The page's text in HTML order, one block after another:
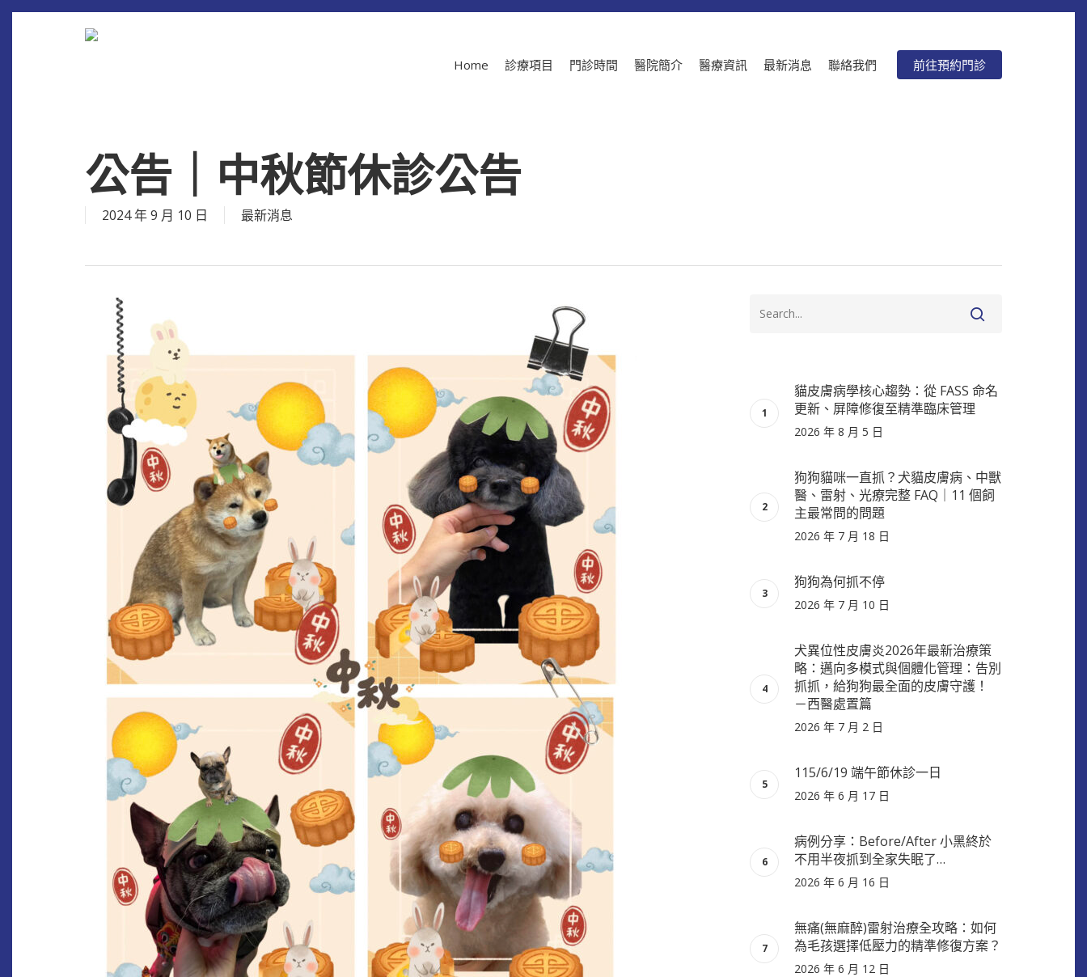
Skip
Home 診療項目 門診時間 醫院簡介 醫療資訊 最新消息 聯絡我們 前往預約門診
公告｜中秋節休診公告
2024 年 9 月 10 日 最新消息
貓皮膚病學核心趨勢：從 FASS 命名
更新、屏障修復至精準臨床管理
2026 年 8 月 5 日
狗狗貓咪一直抓？犬貓皮膚病、中獸
醫、雷射、光療完整 FAQ｜11 個飼
主最常問的問題
2026 年 7 月 18 日
狗狗為何抓不停
2026 年 7 月 10 日
犬異位性皮膚炎2026年最新治療策
略：邁向多模式與個體化管理：告別
抓抓，給狗狗最全面的皮膚守護！
－西醫處置篇
2026 年 7 月 2 日
115/6/19 端午節休診一日
2026 年 6 月 17 日
病例分享：Before/After 小黑終於
不用半夜抓到全家失眠了…
2026 年 6 月 16 日
無痛(無麻醉)雷射治療全攻略：如何
為毛孩選擇低壓力的精準修復方案？
2026 年 6 月 12 日